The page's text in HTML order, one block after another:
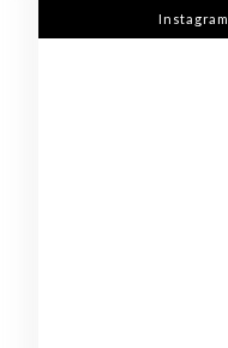
to
Instagram